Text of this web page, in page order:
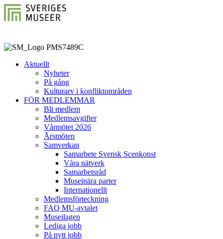
Aktuellt
Nyheter
På gång
Kulturarv i konfliktområden
FÖR MEDLEMMAR
Bli medlem
Medlemsavgifter
Vårmötet 2026
Årsmöten
Samverkan
Samarbete Svensk Scenkonst
Våra nätverk
Samarbetsråd
Museinära parter
Internationellt
Medlemsförteckning
FAQ MU-avtalet
Museilagen
Lediga jobb
På nytt jobb